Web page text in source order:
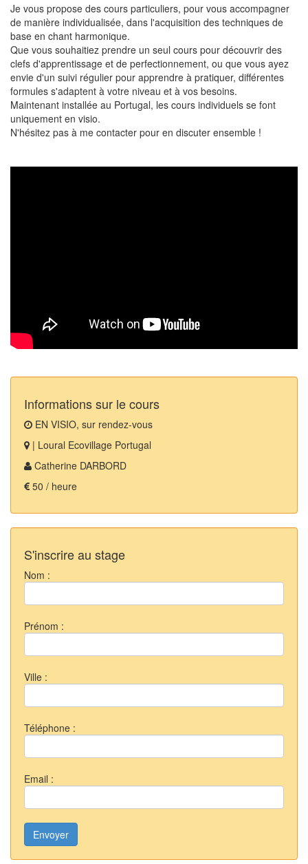
Je vous propose des cours particuliers, pour vous accompagner
de manière individualisée, dans l'acquisition des techniques de
base en chant harmonique.
Que vous souhaitiez prendre un seul cours pour découvrir des
clefs d'apprentissage et de perfectionnement, ou que vous ayez
envie d'un suivi régulier pour apprendre à pratiquer, différentes
formules s'adaptent à votre niveau et à vos besoins.
Maintenant installée au Portugal, les cours individuels se font
uniquement en visio.
N'hésitez pas à me contacter pour en discuter ensemble !
Informations sur le cours
EN VISIO, sur rendez-vous
| Loural Ecovillage Portugal
Catherine DARBORD
50 / heure
S'inscrire au stage
Nom :
Prénom :
Ville :
Téléphone :
Email :
Envoyer